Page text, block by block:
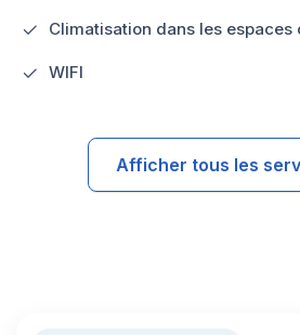
Climatisation dans les espaces
WIFI
Afficher tous les